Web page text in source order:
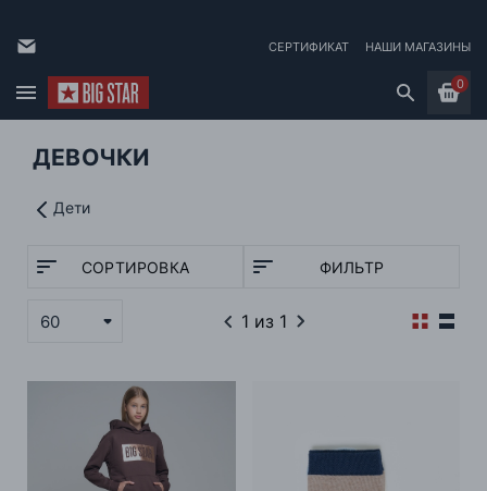
СЕРТИФИКАТ НАШИ МАГАЗИНЫ
0
ДЕВОЧКИ
Дети
СОРТИРОВКА ФИЛЬТР
60 1 из 1